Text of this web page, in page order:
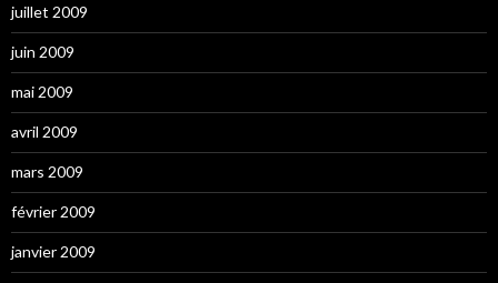
juillet 2009
juin 2009
mai 2009
avril 2009
mars 2009
février 2009
janvier 2009